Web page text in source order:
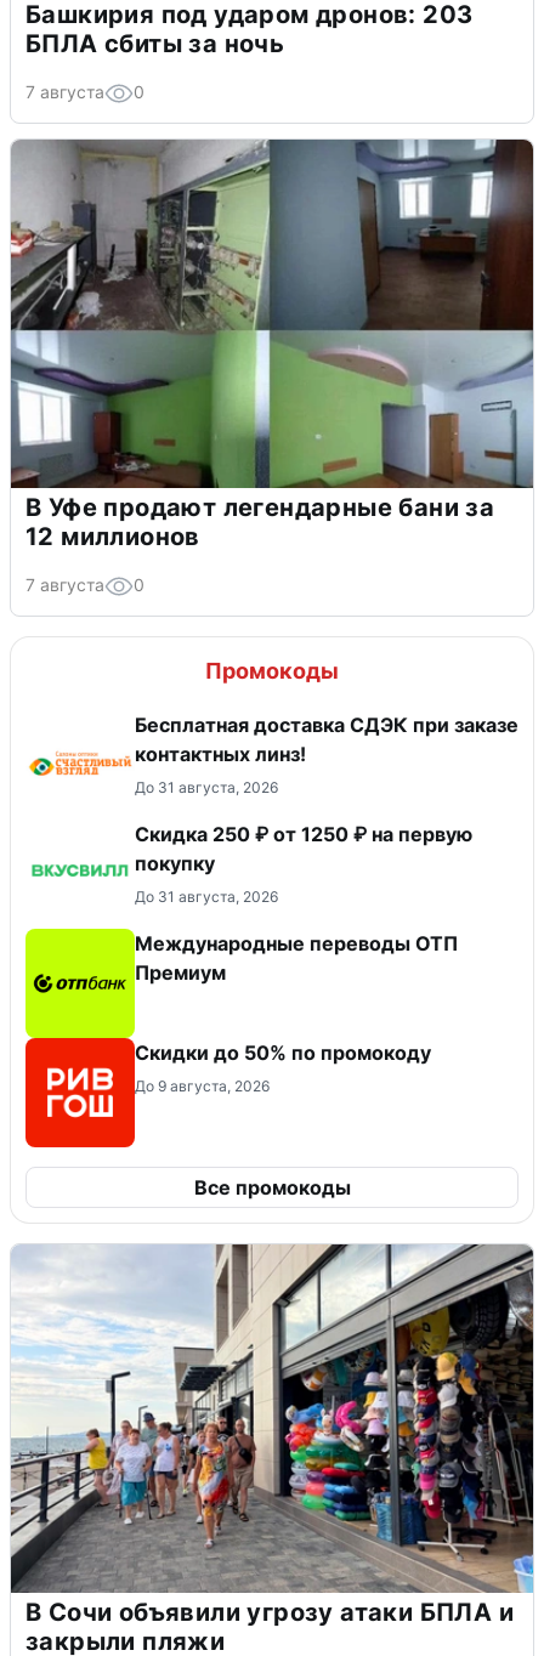
Башкирия под ударом дронов: 203
БПЛА сбиты за ночь
7 августа 0
В Уфе продают легендарные бани за
12 миллионов
7 августа 0
Промокоды
Бесплатная доставка СДЭК при заказе
контактных линз!
До 31 августа, 2026
Скидка 250 ₽ от 1250 ₽ на первую
покупку
До 31 августа, 2026
Международные переводы ОТП
Премиум
Скидки до 50% по промокоду
До 9 августа, 2026
Все промокоды
В Сочи объявили угрозу атаки БПЛА и
закрыли пляжи